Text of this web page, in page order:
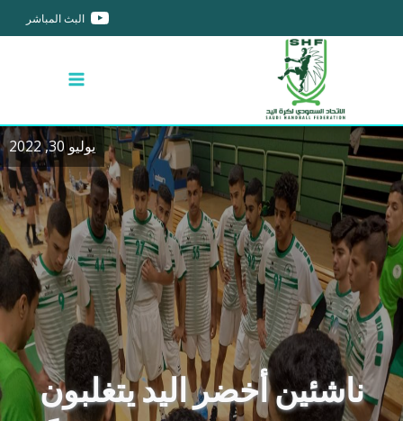
البث المباشر
يوليو 30, 2022
ناشئين أخضر اليد يتغلبون